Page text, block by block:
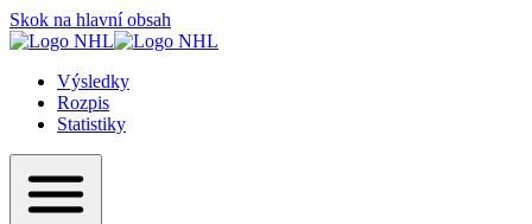
Skok na hlavní obsah
Výsledky
Rozpis
Statistiky